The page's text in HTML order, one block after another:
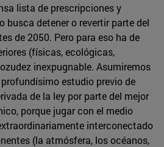
lista de prescripciones y
busca detener o revertir parte del
de 2050. Pero para eso ha de
(físicas, ecológicas,
inexpugnable. Asumiremos
estudio previo de
de la ley por parte del mejor
porque jugar con el medio
interconectado
(la atmósfera, los océanos,